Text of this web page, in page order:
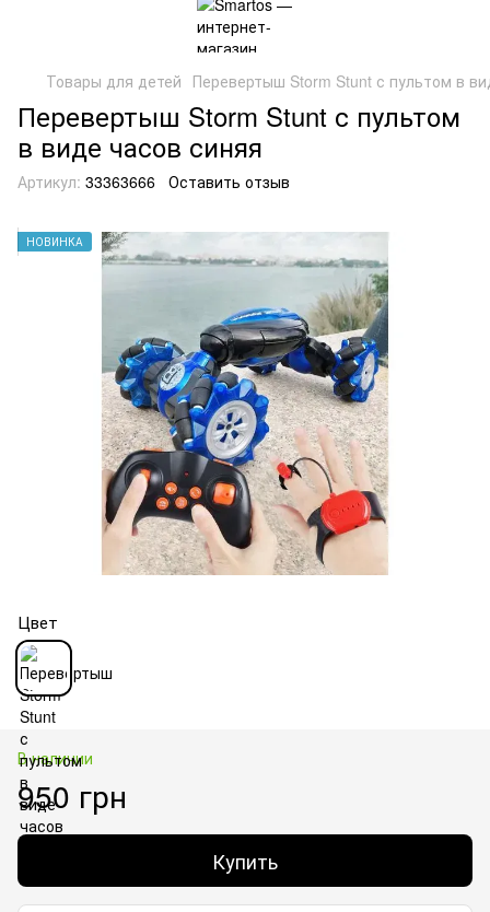
Товары для детей Перевертыш Storm Stunt с пультом в
Перевертыш Storm Stunt с пультом
в виде часов синяя
Артикул: 33363666 Оставить отзыв
НОВИНКА
Цвет
В наличии
950 грн
Купить